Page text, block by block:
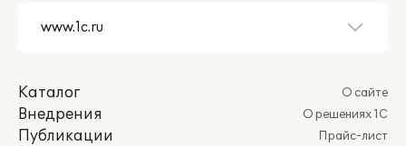
Каталог
Внедрения
Публикации
О сайте
О решениях 1С
Прайс-лист